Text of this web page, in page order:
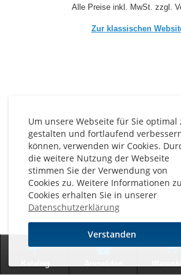
Um unsere Webseite für Sie optimal
gestalten und fortlaufend
können, verwenden wir Cookies.
die weitere Nutzung der Webseite
stimmen Sie der Verwendung von
Cookies zu. Weitere Informationen zu
Cookies erhalten Sie in unserer
Datenschutzerklärung
Verstanden
Alle Preise inkl. MwSt. zzgl.
Zur klassischen